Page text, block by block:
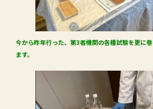
今から昨年行った、第3者機関の各種試験を更に
ます。